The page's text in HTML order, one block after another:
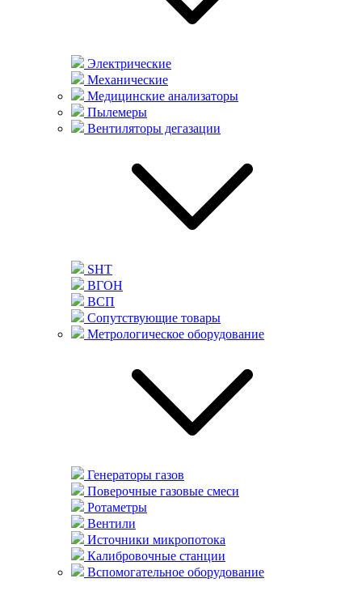
Электрические
Механические
Медицинские анализаторы
Пылемеры
Вентиляторы дегазации
SHT
ВГОН
ВСП
Сопутствующие товары
Метрологическое оборудование
Генераторы газов
Поверочные газовые смеси
Ротаметры
Вентили
Источники микропотока
Калибровочные станции
Вспомогательное оборудование